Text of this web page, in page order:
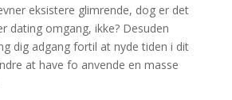
eksistere glimrende, dog er det
dating omgang, ikke? Desuden
dig adgang fortil at nyde tiden i dit
at have fo anvende en masse